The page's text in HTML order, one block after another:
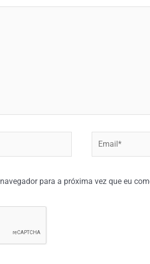
para a próxima vez que eu